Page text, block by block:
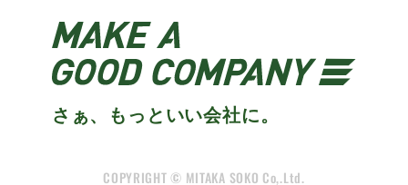
さぁ、もっといい会社に。
COPYRIGHT © MITAKA SOKO Co,.Ltd.